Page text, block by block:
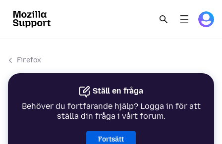
Firefox
Ställ en fråga
Behöver du fortfarande hjälp? Logga in för att
ställa din fråga i vårt forum.
Fortsätt